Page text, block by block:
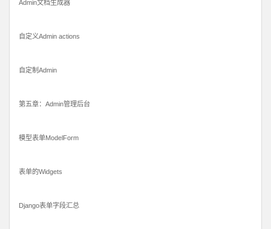
Admin文档生成器
自定义Admin actions
自定制Admin
第五章：Admin管理后台
模型表单ModelForm
表单的Widgets
Django表单字段汇总